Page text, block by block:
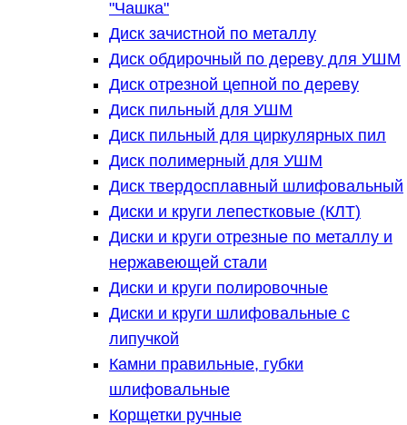
"Чашка"
Диск зачистной по металлу
Диск обдирочный по дереву для УШМ
Диск отрезной цепной по дереву
Диск пильный для УШМ
Диск пильный для циркулярных пил
Диск полимерный для УШМ
Диск твердосплавный шлифовальный
Диски и круги лепестковые (КЛТ)
Диски и круги отрезные по металлу и
нержавеющей стали
Диски и круги полировочные
Диски и круги шлифовальные с
липучкой
Камни правильные, губки
шлифовальные
Корщетки ручные